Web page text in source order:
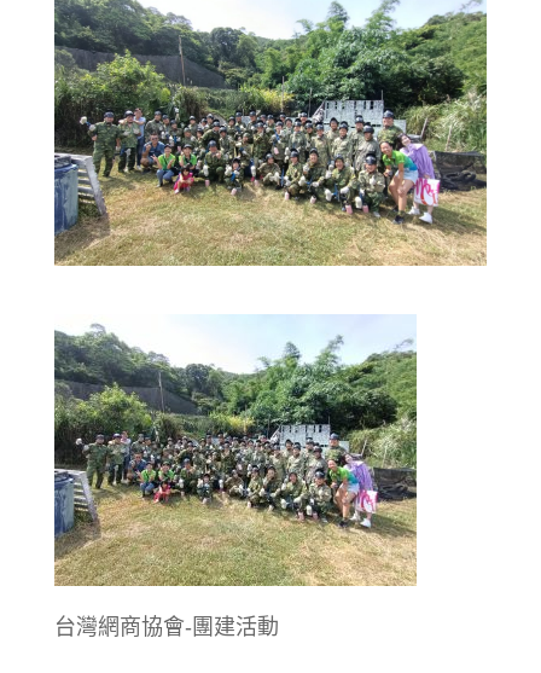
台灣網商協會-團建活動